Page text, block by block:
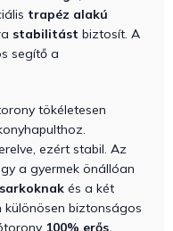
trapéz alakú
stabilitást biztosít. A
segítő a
tökéletesen
ezért stabil. Az
a gyermek önállóan
és a két
különösen biztonságos
100% erős,